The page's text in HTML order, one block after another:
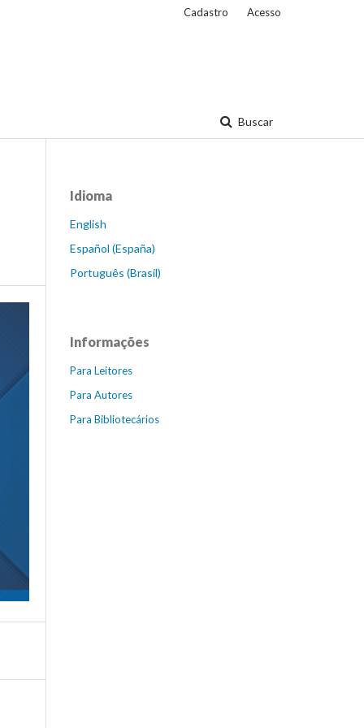
Buscar
Cadastro Acesso
Idioma
English
Español (España)
Português (Brasil)
Informações
Para Leitores
Para Autores
Para Bibliotecários